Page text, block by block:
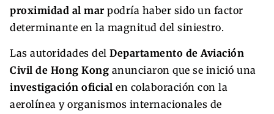
proximidad al marpodría haber sido un factor
determinante en la magnitud del siniestro.
Las autoridades del Departamento de Aviación
Civil de Hong Kong anunciaron que se inició una
investigación oficial en colaboración con la
aerolínea y organismos internacionales de